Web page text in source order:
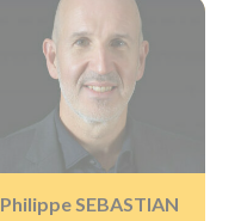
Philippe SEBASTIAN